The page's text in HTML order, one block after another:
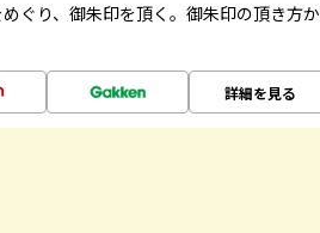
ぐり、御朱印を頂く。御朱印の頂き方か
詳細を見る